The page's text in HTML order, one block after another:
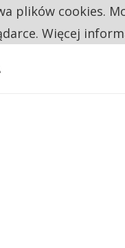
UDERZAJĄ W EUROPEJSKI
plików cookies.
Więcej